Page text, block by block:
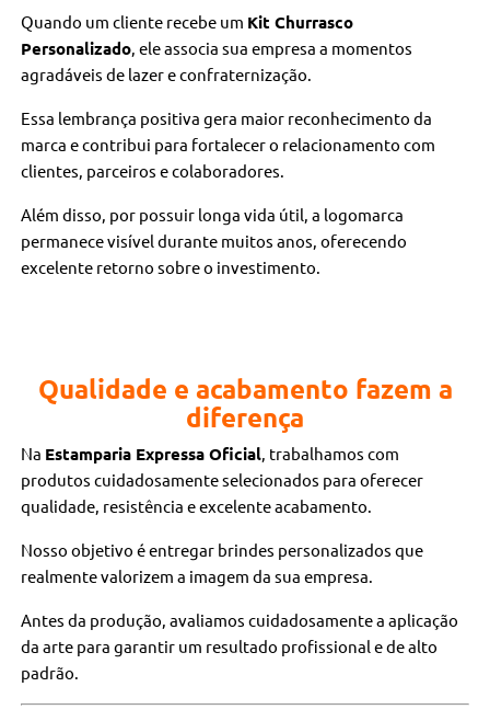
Quando um cliente recebe um Kit Churrasco
Personalizado, ele associa sua empresa a momentos
agradáveis de lazer e confraternização.
Essa lembrança positiva gera maior reconhecimento da
marca e contribui para fortalecer o relacionamento com
clientes, parceiros e colaboradores.
Além disso, por possuir longa vida útil, a logomarca
permanece visível durante muitos anos, oferecendo
excelente retorno sobre o investimento.
Qualidade e acabamento fazem a
diferença
Na Estamparia Expressa Oficial, trabalhamos com
produtos cuidadosamente selecionados para oferecer
qualidade, resistência e excelente acabamento.
Nosso objetivo é entregar brindes personalizados que
realmente valorizem a imagem da sua empresa.
Antes da produção, avaliamos cuidadosamente a aplicação
da arte para garantir um resultado profissional e de alto
padrão.